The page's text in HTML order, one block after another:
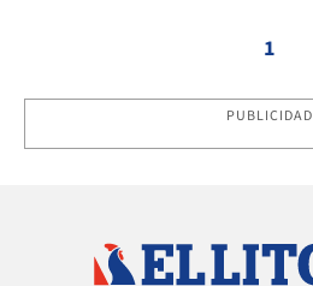
1
PUBLICIDAD